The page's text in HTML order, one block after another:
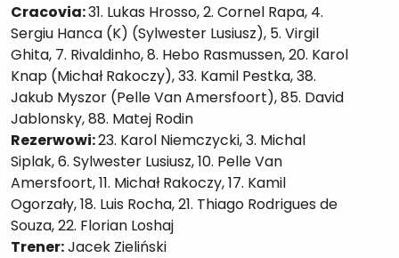
Cracovia:31. Lukas Hrosso, 2. Cornel Rapa, 4.
Sergiu Hanca (K) (Sylwester Lusiusz), 5. Virgil
Ghita, 7. Rivaldinho, 8. Hebo Rasmussen, 20. Karol
Knap (Michał Rakoczy), 33. Kamil Pestka, 38.
Jakub Myszor (Pelle Van Amersfoort), 85. David
Jablonsky, 88. Matej Rodin
Rezerwowi:23. Karol Niemczycki, 3. Michal
Siplak, 6. Sylwester Lusiusz, 10. Pelle Van
Amersfoort, 11. Michał Rakoczy, 17. Kamil
Ogorzały, 18. Luis Rocha, 21. Thiago Rodrigues de
Souza, 22. Florian Loshaj
Trener:Jacek Zieliński